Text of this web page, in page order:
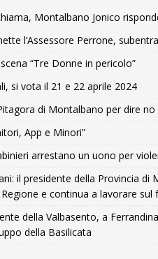
Montalbano Jonico
l’Assessore Perrone,
“Tre Donne in pericolo”
si vota il 21 e 22 aprile 2024
di Montalbano per dire
App e Minori”
arrestano un uono per
il presidente della Provincia
e continua a lavorare sul
della Valbasento, a
della Basilicata